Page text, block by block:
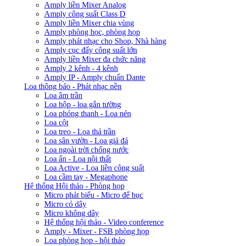
Amply liền Mixer Analog
Amply công suất Class D
Amply liền Mixer chia vùng
Amply phòng học, phòng họp
Amply phát nhạc cho Shop, Nhà hàng
Amply cục đẩy công suất lớn
Amply liền Mixer đa chức năng
Amply 2 kênh - 4 kênh
Amply IP - Amply chuẩn Dante
Loa thông báo - Phát nhạc nền
Loa âm trần
Loa hộp - loa gắn tường
Loa phóng thanh - Loa nén
Loa cột
Loa treo - Loa thả trần
Loa sân vườn - Loa giả đá
Loa ngoài trời chống nước
Loa ẩn - Loa nội thất
Loa Active - Loa liền công suất
Loa cầm tay - Megaphone
Hệ thống Hội thảo - Phòng họp
Micro phát biểu - Micro để bục
Micro có dây
Micro không dây
Hệ thống hội thảo - Video conference
Amply - Mixer - FSB phòng họp
Loa phòng họp - hội thảo